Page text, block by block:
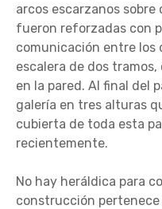
arcos escarzanos
fueron reforzadas con
comunicación entre los
escalera de dos
en la pared. Al final del
galería en tres alturas
cubierta de toda esta
recientemente.
No hay heráldica para
construcción pertenece